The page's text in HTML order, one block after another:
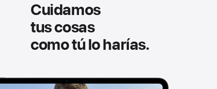
Cuidamos
tus cosas
como tú lo harías.